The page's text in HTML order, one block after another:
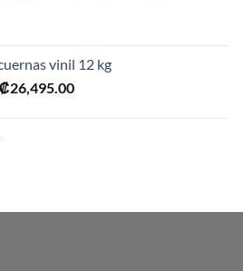
vinil 12 kg
El
₡26,495.00El